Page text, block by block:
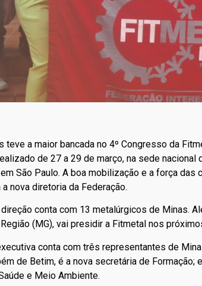
teve a maior bancada no 4º Congresso da
de 27 a 29 de março, na sede nacional
São Paulo. A boa mobilização e a força
nova diretoria da Federação.
direção conta com 13 metalúrgicos de Minas.
(MG), vai presidir a Fitmetal nos
conta com três representantes de
de Betim, é a nova secretária de Formação;
e Meio Ambiente.